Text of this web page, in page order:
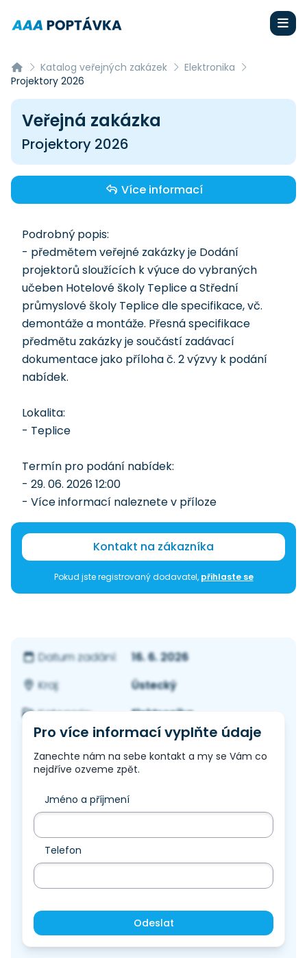
Katalog veřejných zakázek
Elektronika
Projektory 2026
Veřejná zakázka
Projektory 2026
Více informací
Podrobný popis:
- předmětem veřejné zakázky je Dodání
projektorů sloužících k výuce do vybraných
učeben Hotelové školy Teplice a Střední
průmyslové školy Teplice dle specifikace, vč.
demontáže a montáže. Přesná specifikace
předmětu zakázky je součástí zadávací
dokumentace jako příloha č. 2 výzvy k podání
nabídek.
Lokalita:
- Teplice
Termín pro podání nabídek:
- 29. 06. 2026 12:00
- Více informací naleznete v příloze
Kontakt na zákazníka
Pokud jste registrovaný dodavatel, přihlaste se
Datum zadání:
16. 6. 2026
Kraj:
Ústecký
Kategorie:
Elektronika
Pro více informací vyplňte údaje
Zanechte nám na sebe kontakt a my se Vám co
nejdříve ozveme zpět.
Jméno a příjmení
Telefon
Odeslat